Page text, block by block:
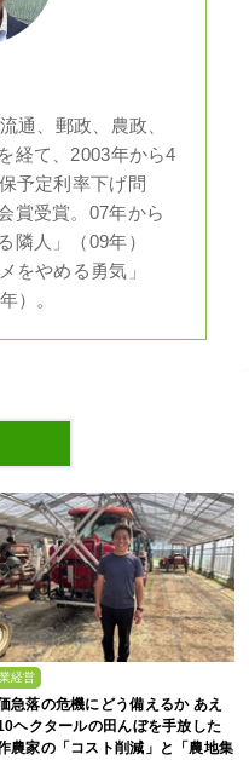
通、郵政、農政、
経て、2003年から4
予定利率下げ問
賞受賞。07年から
隣人」（09年）
をやめる勇気」
）。
経営
急落の危機にどう備えるか あえ
ヘクタールの田んぼを手放した
農家の「コスト削減」と「農地集